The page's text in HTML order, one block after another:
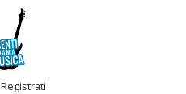
Registrati